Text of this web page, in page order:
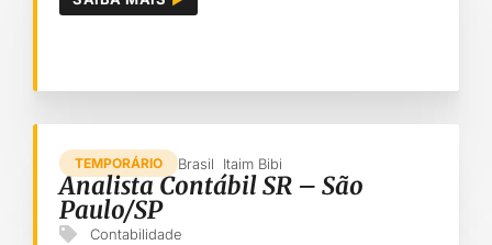
Brasil Itaim Bibi
TEMPORÁRIO
Analista Contábil SR – São
Paulo/SP
Contabilidade